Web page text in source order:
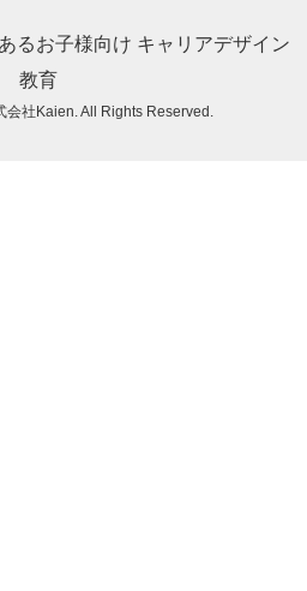
るお子様向け キャリアデザイン
教育
会社Kaien. All Rights Reserved.